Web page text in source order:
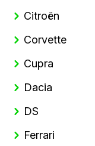
Citroën
Corvette
Cupra
Dacia
DS
Ferrari